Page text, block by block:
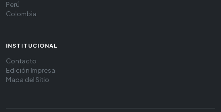
Perú
Colombia
INSTITUCIONAL
Contacto
Edición Impresa
Mapa del Sitio